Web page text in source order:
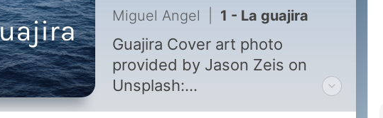
Miguel Angel 1 - La guajira
Guajira Cover art photo
provided by Jason Zeis on
Unsplash: